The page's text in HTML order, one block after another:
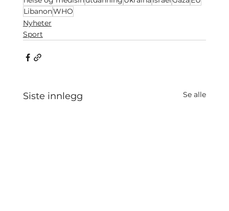
LibanonWHO
Nyheter
Sport
Siste innlegg Se alle